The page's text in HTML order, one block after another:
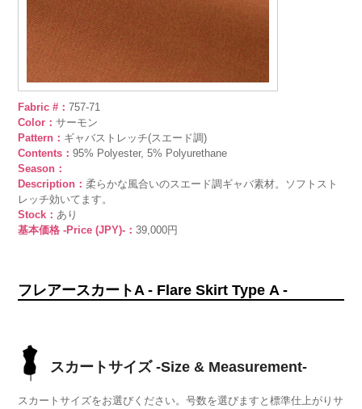
Fabric #：757-71
Color：サーモン
Pattern： ギャバストレッチ(スエード調)
Contents：95% Polyester, 5% Polyurethane
Season：
Description：柔らかな風合いのスエード調ギャバ素材。ソフトスト
レッチ効いてます。
Stock：あり
基本価格 -Price (JPY)-：39,000円
フレアースカートA - Flare Skirt Type A -
スカートサイズ -Size & Measurement-
スカートサイズをお選びください。号数を選びますと標準仕上がりサ